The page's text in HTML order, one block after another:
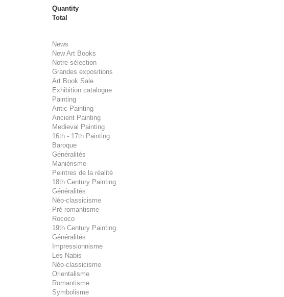
Quantity
Total
News
New Art Books
Notre sélection
Grandes expositions
Art Book Sale
Exhibition catalogue
Painting
Antic Painting
Ancient Painting
Medieval Painting
16th - 17th Painting
Baroque
Généralités
Maniérisme
Peintres de la réalité
18th Century Painting
Généralités
Néo-classicisme
Pré-romantisme
Rococo
19th Century Painting
Généralités
Impressionnisme
Les Nabis
Néo-classicisme
Orientalisme
Romantisme
Symbolisme